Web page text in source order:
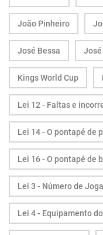
João Pinheiro
José Bessa
Kings World Cup
Lei 12 - Faltas e
Lei 14 - O pontapé de
Lei 16 - O pontapé de
Lei 3 - Número de
Lei 4 - Equipamento